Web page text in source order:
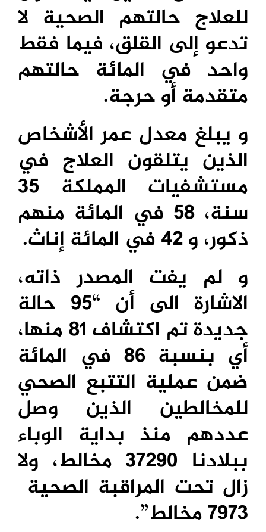
للعلاج حالتهم الصحية لا
تدعو إلى القلق، فيما فقط
واحد في المائة حالتهم
متقدمة أو حرجة.
و يبلغ معدل عمر الأشخاص
الذين يتلقون العلاج في
مستشفيات المملكة 35
سنة، 58 في المائة منهم
ذكور، و 42 في المائة إناث.
و لم يفت المصدر ذاته،
الاشارة الى أن “95 حالة
جديدة تم اكتشاف 81 منها،
أي بنسبة 86 في المائة
ضمن عملية التتبع الصحي
للمخالطين الذين وصل
عددهم منذ بداية الوباء
ببلادنا 37290 مخالط، ولا
زال تحت المراقبة الصحية
7973 مخالط”.